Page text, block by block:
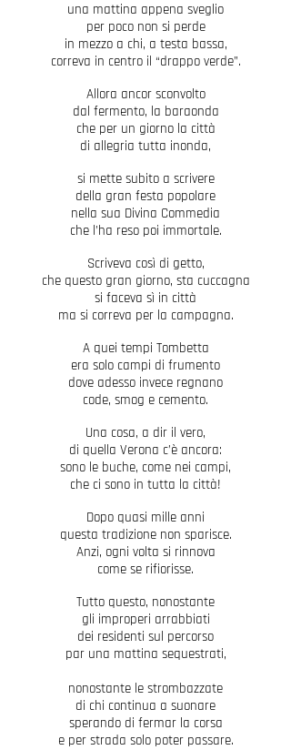
una mattina appena sveglio
per poco non si perde
in mezzo a chi, a testa bassa,
correva in centro il “drappo verde”.
Allora ancor sconvolto
dal fermento, la baraonda
che per un giorno la città
di allegria tutta inonda,
si mette subito a scrivere
della gran festa popolare
nella sua Divina Commedia
che l’ha reso poi immortale.
Scriveva così di getto,
che questo gran giorno, sta cuccagna
si faceva sì in città
ma si correva per la campagna.
A quei tempi Tombetta
era solo campi di frumento
dove adesso invece regnano
code, smog e cemento.
Una cosa, a dir il vero,
di quella Verona c’è ancora:
sono le buche, come nei campi,
che ci sono in tutta la città!
Dopo quasi mille anni
questa tradizione non sparisce.
Anzi, ogni volta si rinnova
come se rifiorisse.
Tutto questo, nonostante
gli improperi arrabbiati
dei residenti sul percorso
par una mattina sequestrati,
nonostante le strombazzate
di chi continua a suonare
sperando di fermar la corsa
e per strada solo poter passare.